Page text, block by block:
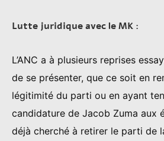
Lutte juridique avec le MK :
L’ANC a à plusieurs reprises
de se présenter, que ce soit en
légitimité du parti ou en ayant
candidature de Jacob Zuma aux
déjà cherché à retirer le parti de